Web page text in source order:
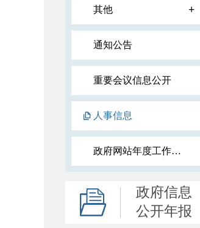
其他 +
通知公告
重要会议信息公开
人事信息
政府网站年度工作报表
政府信息
公开年报